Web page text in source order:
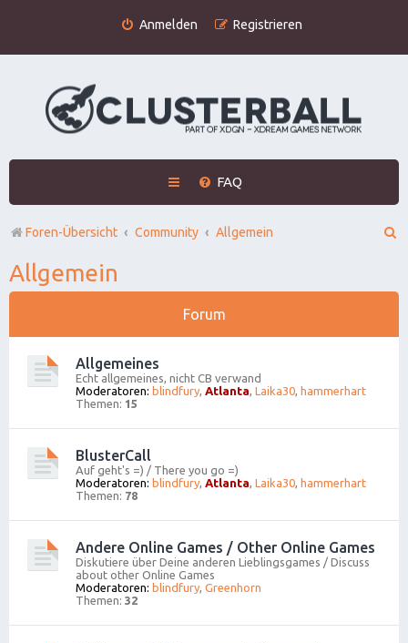
Anmelden Registrieren
FAQ
Foren-Übersicht Community Allgemein
e
Allgemein
Forum
Allgemeines
Echt allgemeines, nicht CB verwand
Moderatoren: blindfury, Atlanta, Laika30, hammerhart
Themen: 15
BlusterCall
Auf geht's =) / There you go =)
Moderatoren: blindfury, Atlanta, Laika30, hammerhart
Themen: 78
Andere Online Games / Other Online Games
Diskutiere über Deine anderen Lieblingsgames / Discuss
about other Online Games
Moderatoren: blindfury, Greenhorn
Themen: 32